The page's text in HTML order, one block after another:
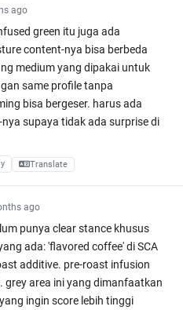
ago
green itu juga ada
content-nya bisa berbeda
medium yang dipakai untuk
same profile tanpa
bisa bergeser. harus ada
supaya tidak ada surprise di
Translate
ago
punya clear stance khusus
ada: 'flavored coffee' di SCA
additive. pre-roast infusion
grey area ini yang dimanfaatkan
ingin score lebih tinggi